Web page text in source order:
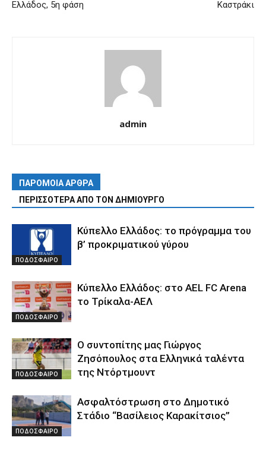
Ελλάδος, 5η φάση Καστράκι
admin
ΠΑΡΟΜΟΙΑ ΑΡΘΡΑ
ΠΕΡΙΣΣΟΤΕΡΑ ΑΠΟ ΤΟΝ ΔΗΜΙΟΥΡΓΟ
ΠΟΔΟΣΦΑΙΡΟ
Κύπελλο Ελλάδος: το πρόγραμμα του
β’ προκριματικού γύρου
ΠΟΔΟΣΦΑΙΡΟ
Κύπελλο Ελλάδος: στο AEL FC Arena
το Τρίκαλα-ΑΕΛ
ΠΟΔΟΣΦΑΙΡΟ
Ο συντοπίτης μας Γιώργος
Ζησόπουλος στα Ελληνικά ταλέντα
της Ντόρτμουντ
ΠΟΔΟΣΦΑΙΡΟ
Ασφαλτόστρωση στο Δημοτικό
Στάδιο “Βασίλειος Καρακίτσιος”